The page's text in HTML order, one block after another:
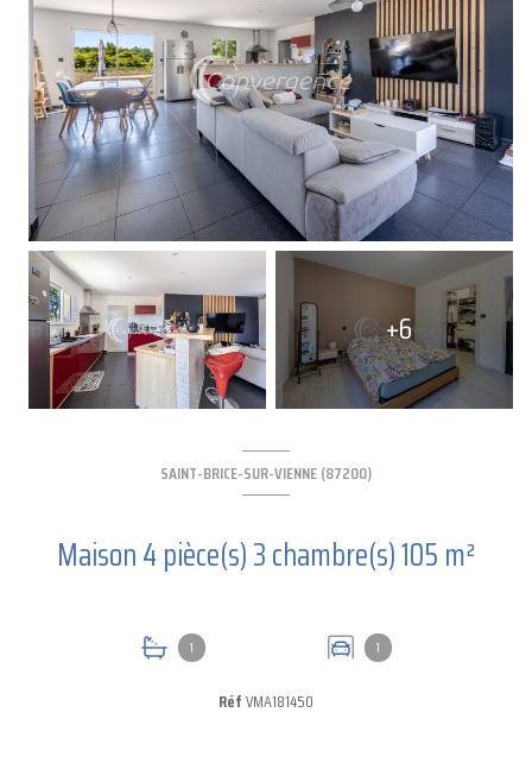
+6
SAINT-BRICE-SUR-VIENNE (87200)
Maison 4 pièce(s) 3 chambre(s) 105 m²
1 1
RéfVMA181450